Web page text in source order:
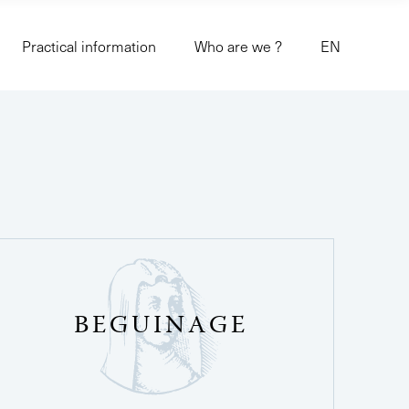
Practical information Who are we ? EN
BEGUINAGE